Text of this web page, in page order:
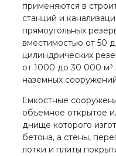
применяются в
станций и
прямоугольных
вместимостью от 50
цилиндрических
от 1000 до 30 000 м³
наземных
Емкостные
объемное открытое
днище которого
бетона, а стены,
лотки и плиты